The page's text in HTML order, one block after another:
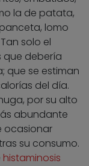
la de patata,
lomo
solo el
que debería
que se estiman
del día.
por su alto
abundante
ocasionar
su consumo.
histaminosis